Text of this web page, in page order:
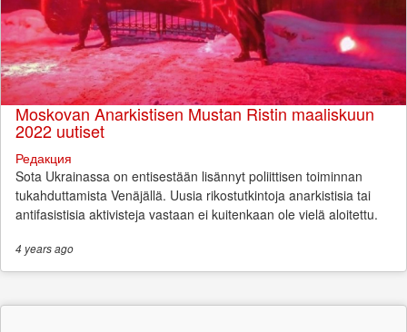
Moskovan Anarkistisen Mustan Ristin maaliskuun
2022 uutiset
Редакция
Sota Ukrainassa on entisestään lisännyt poliittisen toiminnan
tukahduttamista Venäjällä. Uusia rikostutkintoja anarkistisia tai
antifasistisia aktivisteja vastaan ei kuitenkaan ole vielä aloitettu.
4 yearsago